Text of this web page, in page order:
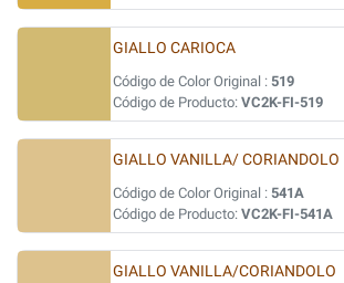
GIALLO CARIOCA
Código de Color Original : 519
Código de Producto: VC2K-FI-519
GIALLO VANILLA/ CORIANDOLO
Código de Color Original : 541A
Código de Producto: VC2K-FI-541A
GIALLO VANILLA/CORIANDOLO